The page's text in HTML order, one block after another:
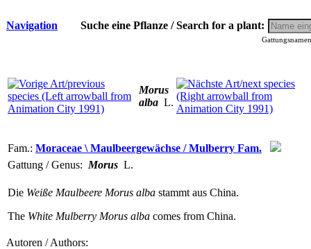
Navigation Suche eine Pflanze / Search for a plant:
Morus
alba L.
Fam.: Moraceae \ Maulbeergewächse / Mulberry Fam.
Gattung / Genus: Morus L.
Die Weiße Maulbeere Morus alba stammt aus China.
The White Mulberry Morus alba comes from China.
Autoren / Authors: